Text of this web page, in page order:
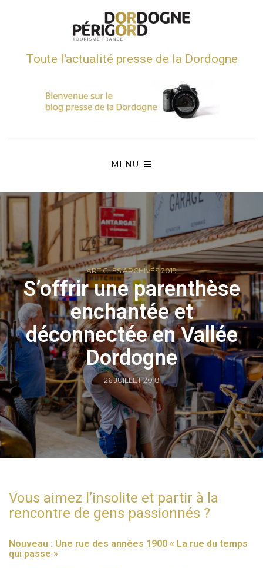
Toute l'actualité presse de la Dordogne
MENU
ARTICLES ARCHIVÉS 2019
S’offrir une parenthèse
enchantée et
déconnectée en Vallée
Dordogne
26 JUILLET 2018
Vous aimez l’insolite et partir à la
rencontre de gens passionnés ?
Nouveau : Une rue des années 1900 « La rue du temps
qui passe »